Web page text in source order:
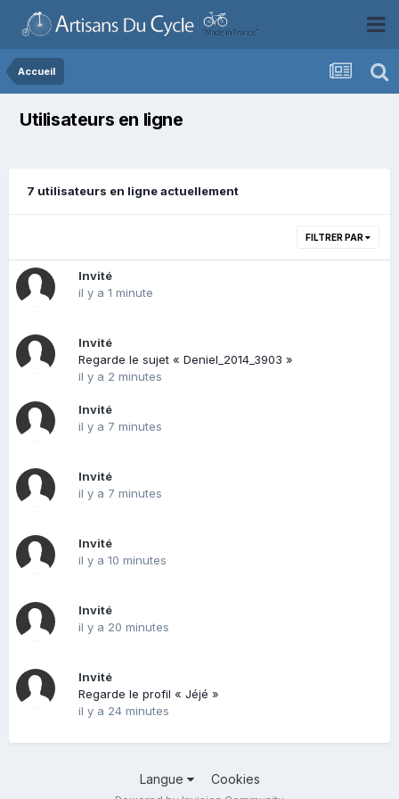
Accueil
Utilisateurs en ligne
7 utilisateurs en ligne actuellement
FILTRER PAR
Invité
il y a 1 minute
Invité
Regarde le sujet « Deniel_2014_3903 »
il y a 2 minutes
Invité
il y a 7 minutes
Invité
il y a 7 minutes
Invité
il y a 10 minutes
Invité
il y a 20 minutes
Invité
Regarde le profil « Jéjé »
il y a 24 minutes
Langue Cookies